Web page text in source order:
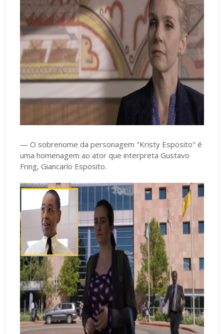
— O sobrenome da personagem "Kristy Esposito" é
uma homenagem ao ator que interpreta Gustavo
Fring, Giancarlo Esposito.